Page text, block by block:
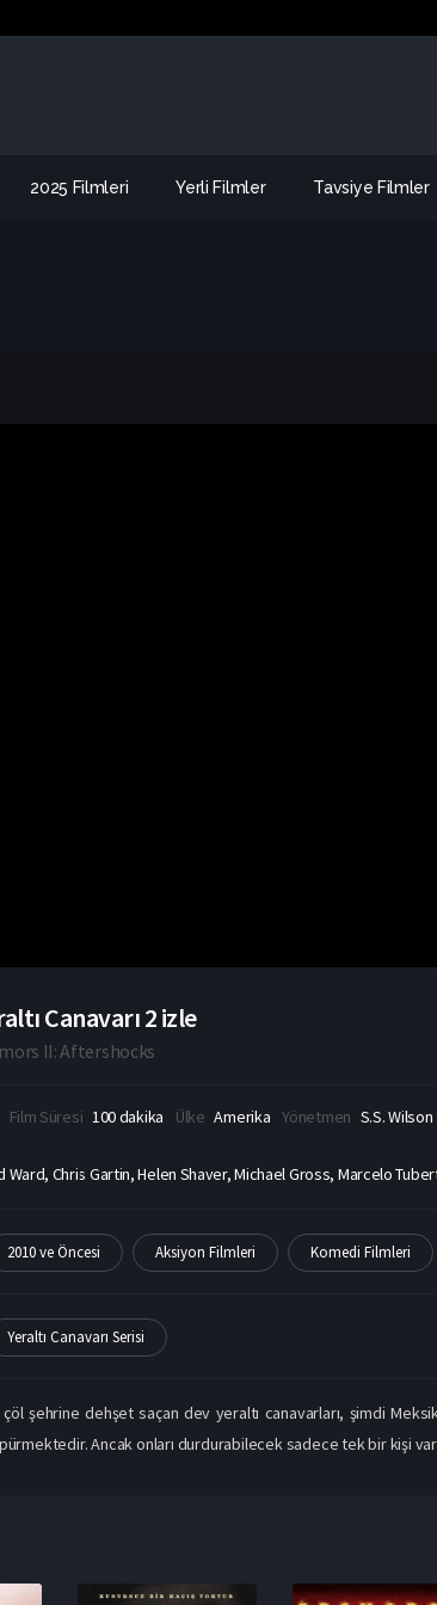
2025 Filmleri Yerli Filmler Tavsiye Filmler
Canavarı 2 izle
II: Aftershocks
Film Süresi 100 dakika Ülke Amerika Yönetmen S.S. Wilson
Ward, Chris Gartin, Helen Shaver, Michael Gross, Marcelo
2010 ve Öncesi Aksiyon Filmleri Komedi Filmleri
Yeraltı Canavarı Serisi
şehrine dehşet saçan dev yeraltı canavarları, şimdi
Ancak onları durdurabilecek sadece tek bir kişi